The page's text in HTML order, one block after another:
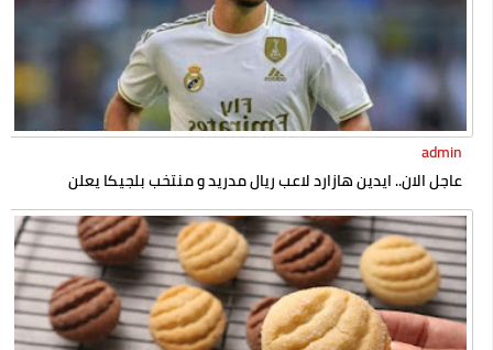
admin
عاجل الان.. ايدين هازارد لاعب ريال مدريد و منتخب بلجيكا يعلن
إسلامه رسميا